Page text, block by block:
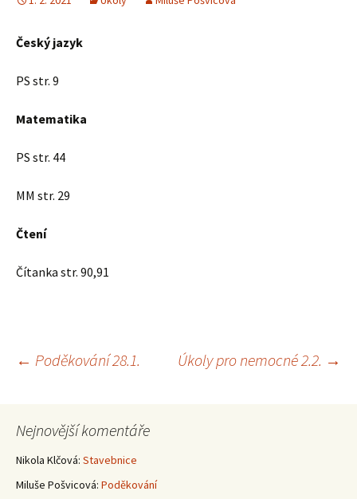
Český jazyk
PS str. 9
Matematika
PS str. 44
MM str. 29
Čtení
Čítanka str. 90,91
Navigace
pro
příspěvky
← Poděkování 28.1. Úkoly pro nemocné 2.2. →
Nejnovější komentáře
Nikola Klčová: Stavebnice
Miluše Pošvicová: Poděkování